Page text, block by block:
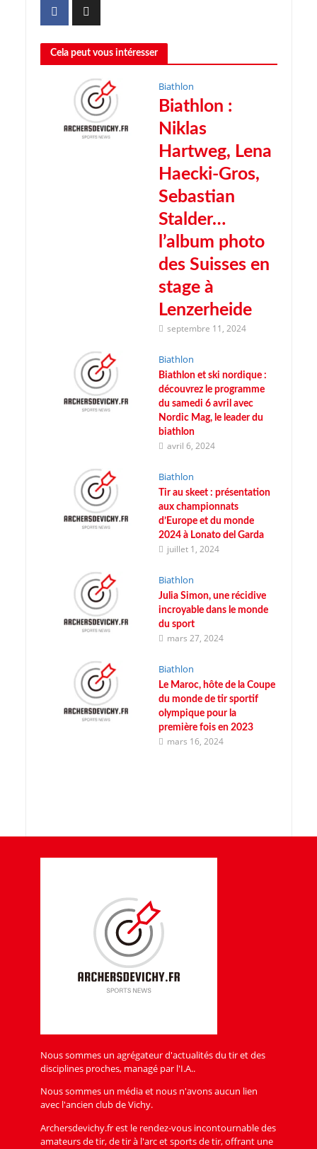
Cela peut vous intéresser
Biathlon
Biathlon :
Niklas
Hartweg, Lena
Haecki-Gros,
Sebastian
Stalder…
l’album photo
des Suisses en
stage à
Lenzerheide
septembre 11, 2024
Biathlon
Biathlon et ski nordique :
découvrez le programme
du samedi 6 avril avec
Nordic Mag, le leader du
biathlon
avril 6, 2024
Biathlon
Tir au skeet : présentation
aux championnats
d’Europe et du monde
2024 à Lonato del Garda
juillet 1, 2024
Biathlon
Julia Simon, une récidive
incroyable dans le monde
du sport
mars 27, 2024
Biathlon
Le Maroc, hôte de la Coupe
du monde de tir sportif
olympique pour la
première fois en 2023
mars 16, 2024
Nous sommes un agrégateur d'actualités du tir et des
disciplines proches, managé par l'I.A..
Nous sommes un média et nous n'avons aucun lien
avec l'ancien club de Vichy.
Archersdevichy.fr est le rendez-vous incontournable des
amateurs de tir, de tir à l'arc et sports de tir, offrant une